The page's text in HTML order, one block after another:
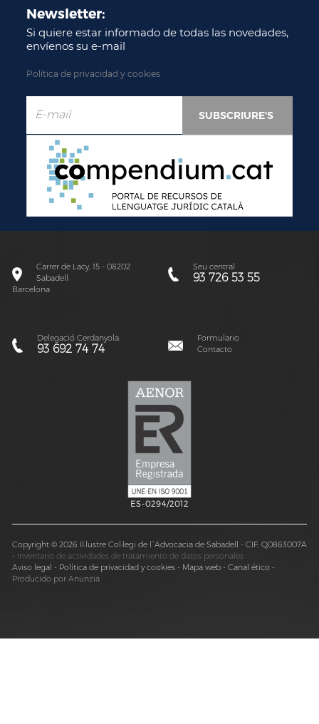
Newsletter:
Si quiere estar informado de todas las novedades,
envíenos su e-mail
Política de privacidad y cookies
Carrer de Lacy, 15 - 08202
Sabadell
Barcelona
Seu central:
93 726 53 55
Delegació Cerdanyola:
93 692 74 74
Formulario
Contacto
ES-0294/2012
Copyright © 2026 Il·lustre Col·legi de l´Advocacia de Sabadell - CIF: Q0863007A
- Inventario de actividades de tratamiento de datos personales
Aviso legal - Política de privacidad y cookies - Mapa web - Canal ético -
Producido por Anunzia